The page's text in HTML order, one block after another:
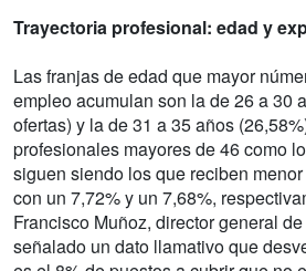
Trayectoria profesional: edad y
Las franjas de edad que mayor
empleo acumulan son la de 26 a 30
ofertas) y la de 31 a 35 años
profesionales mayores de 46 como
siguen siendo los que reciben
con un 7,72% y un 7,68%,
Francisco Muñoz, director general
señalado un dato llamativo que